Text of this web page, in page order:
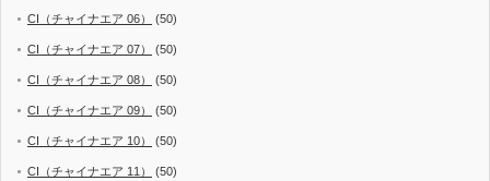
CI（チャイナエア 06） (50)
CI（チャイナエア 07） (50)
CI（チャイナエア 08） (50)
CI（チャイナエア 09） (50)
CI（チャイナエア 10） (50)
CI（チャイナエア 11） (50)